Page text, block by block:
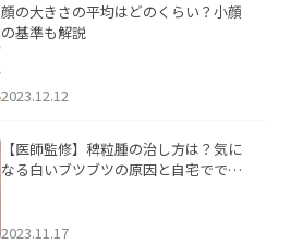
顔の大きさの平均はどのくらい？小顔
の基準も解説
2023.12.12
【医師監修】稗粒腫の治し方は？気に
なる白いブツブツの原因と自宅ででき
2023.11.17